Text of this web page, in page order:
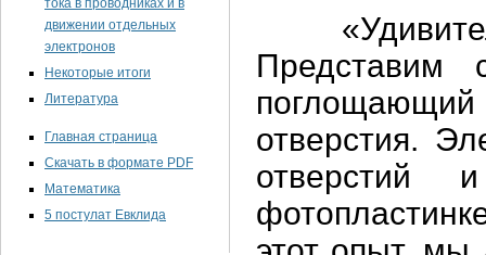
тока в проводниках и в
движении отдельных
электронов
Некоторые итоги
Литература
Главная страница
Скачать в формате PDF
Математика
5 постулат Евклида
Представим
отверстия.
отверстий